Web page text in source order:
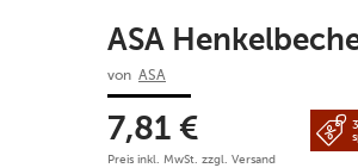
ASA
von ASA
7,81 €
Preis inkl. MwSt. zzgl. Versand